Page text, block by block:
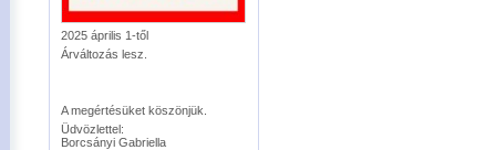
2025 április 1-től
Árváltozás lesz.
A megértésüket köszönjük.
Üdvözlettel:
Borcsányi Gabriella